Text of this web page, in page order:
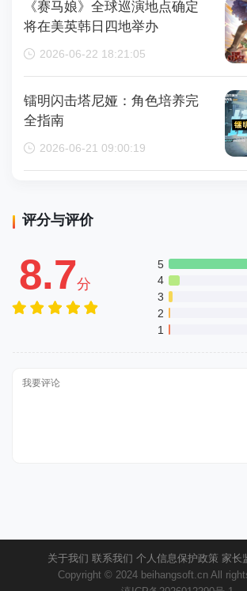
《赛马娘》全球巡演地点确定
将在美英韩日四地举办
2026-06-22 18:21:05
镭明闪击塔尼娅：角色培养完
全指南
2026-06-21 09:00:19
评分与评价
8.7分
5
4
3
2
1
关于我们 联系我们 个人信息保护政策 家长
Copyright © 2024 beihangsoft.cn All